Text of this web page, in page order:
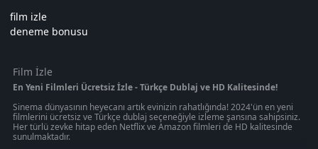
film izle
deneme bonusu
Film İzle
En Yeni Filmleri Ücretsiz İzle - Türkçe Dublaj ve HD Kalitesinde!
Sinema dünyasının heyecanı artık evinizin rahatlığında! 2024'ün en yeni
filmlerini ücretsiz ve Türkçe dublaj seçeneğiyle izleme şansına sahipsiniz.
Her türlü zevke hitap eden Netflix ve Amazon filmleri de HD kalitesinde
sunulmaktadır.